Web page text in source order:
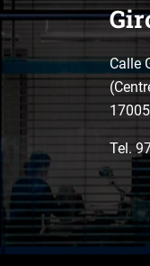
Calle
Tel.